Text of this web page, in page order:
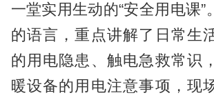
一堂实用生动的“安全用电课”
的语言，重点讲解了日常生
的用电隐患、触电急救常识
暖设备的用电注意事项，现